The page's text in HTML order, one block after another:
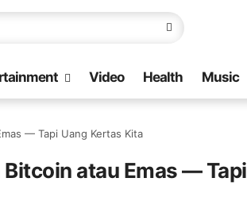
Video Health Music
— Tapi Uang Kertas Kita
atau Emas — Tapi